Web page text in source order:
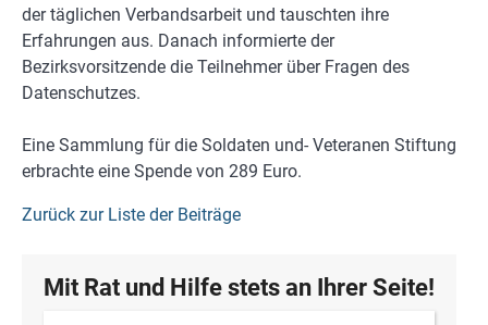
der täglichen Verbandsarbeit und tauschten ihre
Erfahrungen aus. Danach informierte der
Bezirksvorsitzende die Teilnehmer über Fragen des
Datenschutzes.
Eine Sammlung für die Soldaten und- Veteranen Stiftung
erbrachte eine Spende von 289 Euro.
Zurück zur Liste der Beiträge
Mit Rat und Hilfe stets an Ihrer Seite!